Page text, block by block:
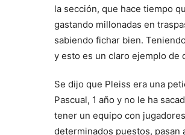
la sección, que hace tiempo
gastando millonadas en
sabiendo fichar bien.
y esto es un claro ejemplo de
Se dijo que Pleiss era una
Pascual, 1 año y no le ha
tener un equipo con
determinados puestos, pasan